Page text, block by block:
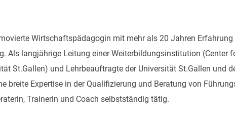
Wirtschaftspädagogin mit mehr als 20 Jahren Erfahrung
Als langjährige Leitung einer Weiterbildungsinstitution (Center
St.Gallen) und Lehrbeauftragte der Universität St.Gallen und
breite Expertise in der Qualifizierung und Beratung von
Trainerin und Coach selbstständig tätig.